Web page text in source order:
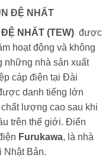
ĐỆ NHẤT
ĐỆ NHẤT (TEW) được
hoạt động và không
những nhà sản xuất
cáp điện tại Đài
danh tiếng lớn
lượng cao sau khi
trên thế giới. Điển
Furukawa, là nhà
Nhật Bản.